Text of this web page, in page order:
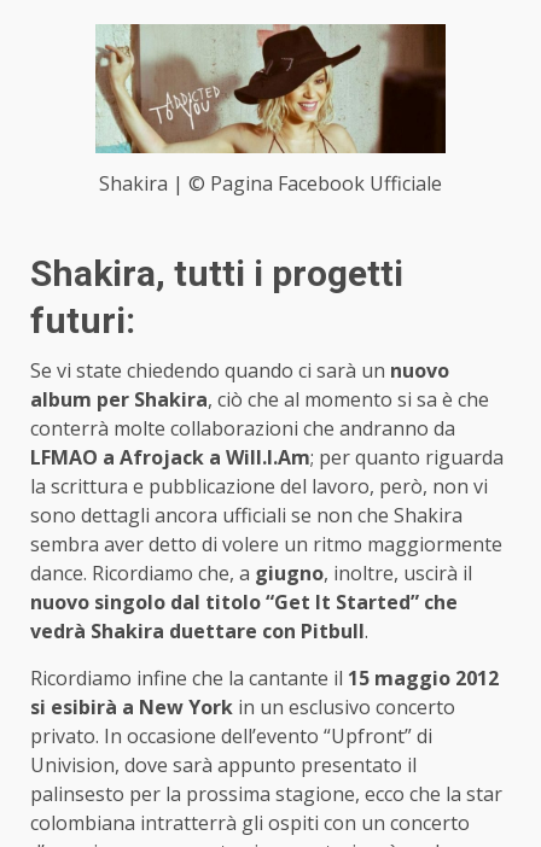
Shakira | © Pagina Facebook Ufficiale
Shakira, tutti i progetti
futuri:
Se vi state chiedendo quando ci sarà un nuovo
album per Shakira, ciò che al momento si sa è che
conterrà molte collaborazioni che andranno da
LFMAO a Afrojack a Will.I.Am; per quanto riguarda
la scrittura e pubblicazione del lavoro, però, non vi
sono dettagli ancora ufficiali se non che Shakira
sembra aver detto di volere un ritmo maggiormente
dance. Ricordiamo che, a giugno, inoltre, uscirà il
nuovo singolo dal titolo “Get It Started” che
vedrà Shakira duettare con Pitbull.
Ricordiamo infine che la cantante il 15 maggio 2012
si esibirà a New York in un esclusivo concerto
privato. In occasione dell’evento “Upfront” di
Univision, dove sarà appunto presentato il
palinsesto per la prossima stagione, ecco che la star
colombiana intratterrà gli ospiti con un concerto